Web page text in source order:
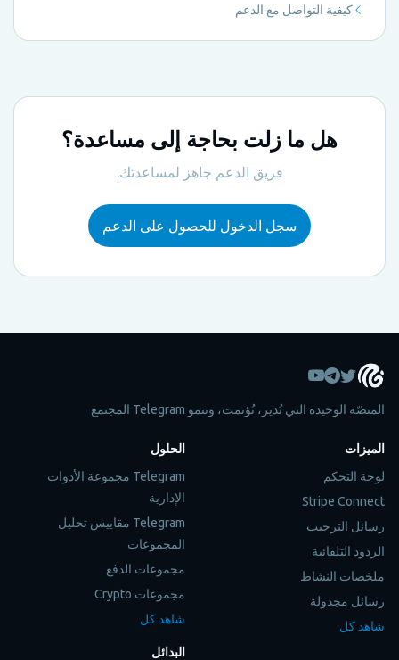
كيفية التواصل مع الدعم
هل ما زلت بحاجة إلى مساعدة؟
فريق الدعم جاهز لمساعدتك.
سجل الدخول للحصول على الدعم
المنصّة الوحيدة التي تُدير، تُؤتمت، وتنمو Telegram المجتمع
الميزات
لوحة التحكم
Stripe Connect
رسائل الترحيب
الردود التلقائية
ملخصات النشاط
رسائل مجدولة
شاهد كل
الحلول
Telegram مجموعة الأدوات
الإدارية
Telegram مقاييس تحليل
المجموعات
مجموعات الدفع
مجموعات Crypto
شاهد كل
البدائل